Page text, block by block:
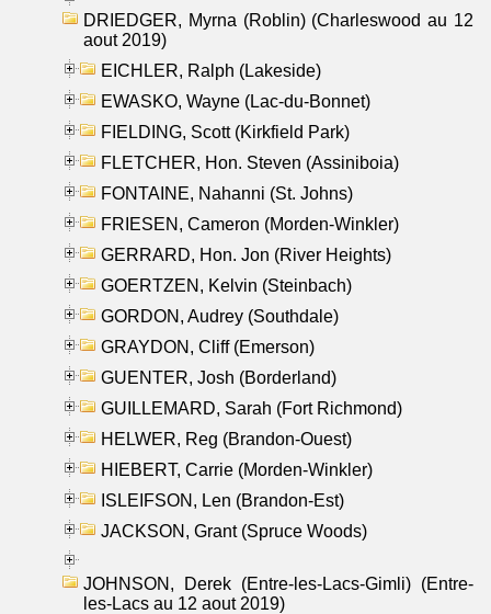
DRIEDGER, Myrna (Roblin) (Charleswood au 12
aout 2019)
EICHLER, Ralph (Lakeside)
EWASKO, Wayne (Lac-du-Bonnet)
FIELDING, Scott (Kirkfield Park)
FLETCHER, Hon. Steven (Assiniboia)
FONTAINE, Nahanni (St. Johns)
FRIESEN, Cameron (Morden-Winkler)
GERRARD, Hon. Jon (River Heights)
GOERTZEN, Kelvin (Steinbach)
GORDON, Audrey (Southdale)
GRAYDON, Cliff (Emerson)
GUENTER, Josh (Borderland)
GUILLEMARD, Sarah (Fort Richmond)
HELWER, Reg (Brandon-Ouest)
HIEBERT, Carrie (Morden-Winkler)
ISLEIFSON, Len (Brandon-Est)
JACKSON, Grant (Spruce Woods)
JOHNSON, Derek (Entre-les-Lacs-Gimli) (Entre-
les-Lacs au 12 aout 2019)